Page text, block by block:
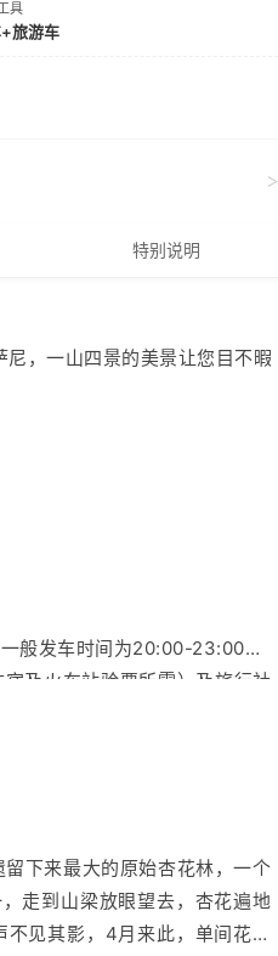
具
旅游车
>
特别说明
，一山四景的美景让您目不暇
般发车时间为20:00-23:00）
及火车站验票所需）及旅行社
以便旅行社和导游与您取得联
景点时间压缩，旅行社不承担
下来最大的原始杏花林，一个
走到山梁放眼望去，杏花遍地
见其影，4月来此，单间花云